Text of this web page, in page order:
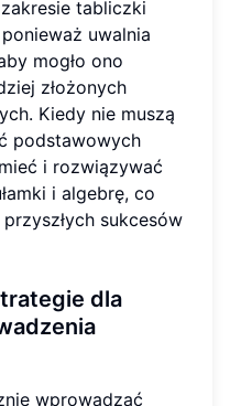
tabliczki
uwalnia
mogło ono
złożonych
Kiedy nie muszą
podstawowych
i rozwiązywać
i algebrę, co
sukcesów
dla
wprowadzać